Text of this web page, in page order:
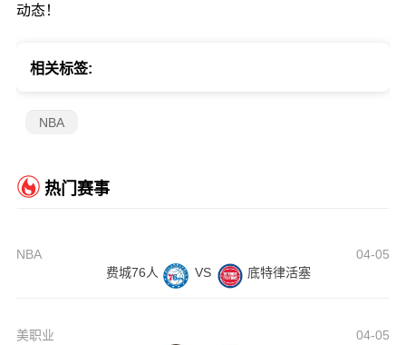
动态！
相关标签:
NBA
热门赛事
NBA
04-05
费城76人
VS 底特律活塞
美职业
04-05